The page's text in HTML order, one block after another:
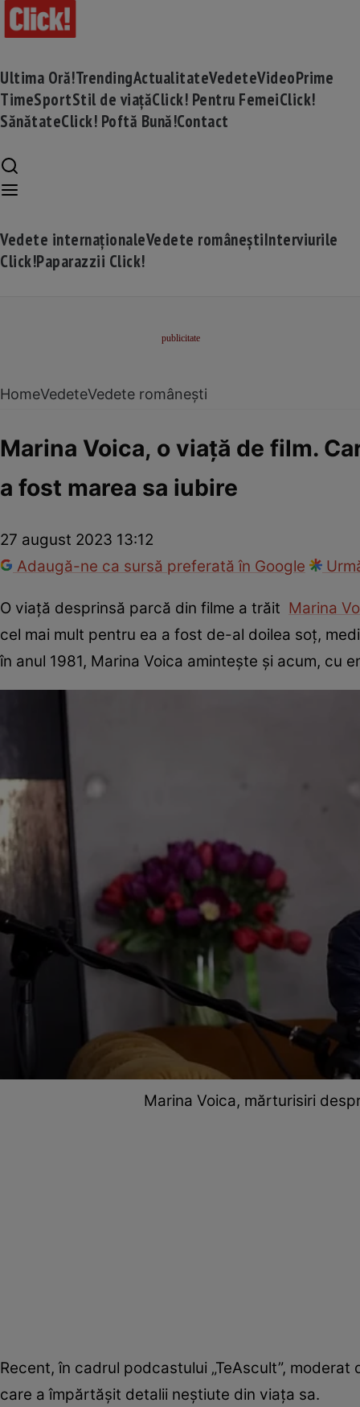
Ultima Oră!TrendingActualitateVedeteVideoPrime
TimeSportStil de viațăClick! Pentru FemeiClick!
SănătateClick! Poftă Bună!Contact
Vedete internaționaleVedete româneștiInterviurile
Click!Paparazzii Click!
HomeVedeteVedete românești
Marina Voica, o viață de film.
a fost marea sa iubire
27 august 2023 13:12
Adaugă-ne ca sursă preferată în Google
O viață desprinsă parcă din filme a trăit Marina
cel mai mult pentru ea a fost de-al doilea soț,
în anul 1981, Marina Voica amintește și acum, cu
Marina Voica, mărturisiri
Recent, în cadrul podcastului „TeAscult”,
care a împărtășit detalii neștiute din viața sa.